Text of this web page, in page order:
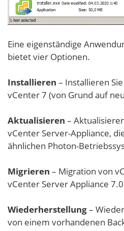
Eine eigenständige
bietet vier Optionen.
Installieren – Installieren
vCenter 7 (von Grund auf
Aktualisieren –
vCenter Server-Appliance,
ähnlichen Photon-
Migrieren – Migration von
vCenter Server Appliance
Wiederherstellung–
von einem vorhandenen